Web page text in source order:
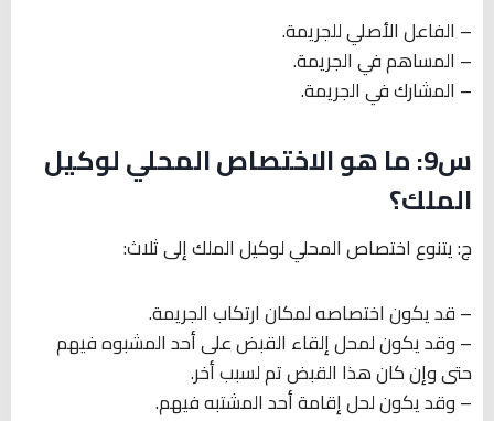
– الفاعل الأصلي للجريمة.
– المساهم في الجريمة.
– المشارك في الجريمة.
س9: ما هو الاختصاص المحلي لوكيل
الملك؟
ج: يتنوع اختصاص المحلي لوكيل الملك إلى ثلاث:
– قد يكون اختصاصه لمكان ارتكاب الجريمة.
– وقد يكون لمحل إلقاء القبض على أحد المشبوه فيهم
حتى وإن كان هذا القبض تم لسبب أخر.
– وقد يكون لحل إقامة أحد المشتبه فيهم.